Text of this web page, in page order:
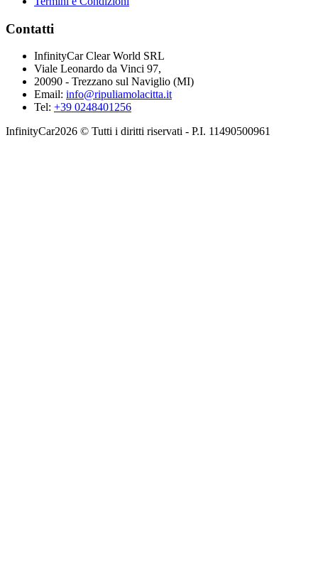
Contatti
InfinityCar Clear World SRL
Viale Leonardo da Vinci 97,
20090 - Trezzano sul Naviglio (MI)
Email: info@ripuliamolacitta.it
Tel: +39 0248401256
InfinityCar2026 © Tutti i diritti riservati - P.I. 11490500961